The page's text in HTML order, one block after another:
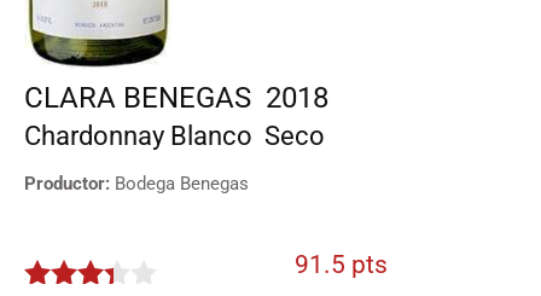
CLARA BENEGAS 2018
Chardonnay Blanco Seco
Productor: Bodega Benegas
91.5 pts